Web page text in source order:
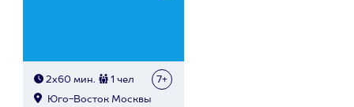
2х60 мин. 1 чел 7+
Юго-Восток Москвы